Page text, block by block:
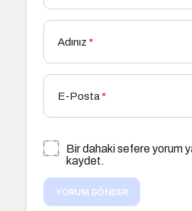
Adınız *
E-Posta*
Bir dahaki sefere yorum
kaydet.
YORUM GÖNDER